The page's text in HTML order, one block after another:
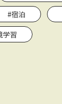
#宿泊
学習